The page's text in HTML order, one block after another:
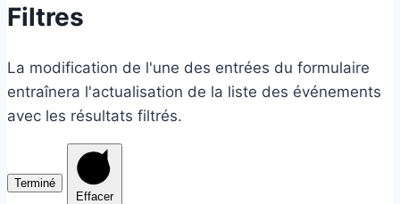
Filtres
La modification de l'une des entrées du formulaire
entraînera l'actualisation de la liste des événements
avec les résultats filtrés.
Terminé
Effacer